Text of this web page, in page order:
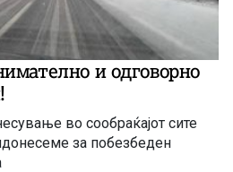
и одговорно
во сообраќајот сите
за побезбеден